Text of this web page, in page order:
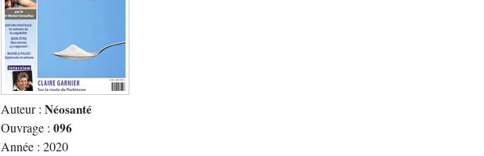
Auteur :Néosanté
Ouvrage :096
Année : 2020